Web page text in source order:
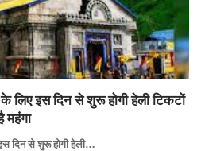
लिए इस दिन से शुरू होगी हेली टिकटों
महंगा
दिन से शुरू होगी हेली…